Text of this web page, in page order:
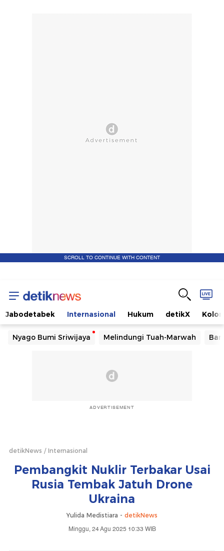
SCROLL TO CONTINUE WITH CONTENT
Jabodetabek Internasional Hukum detikX
Nyago Bumi Sriwijaya Melindungi Tuah-Marwah
ADVERTISEMENT
detikNews Internasional
Pembangkit Nuklir Terbakar Usai
Rusia Tembak Jatuh Drone
Ukraina
Yulida Medistiara - detikNews
Minggu, 24 Agu 2025 10:33 WIB